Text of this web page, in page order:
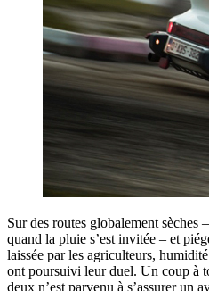
Sur des routes globalement sèches
quand la pluie s’est invitée – et
laissée par les agriculteurs,
ont poursuivi leur duel. Un coup à
deux n’est parvenu à s’assurer un